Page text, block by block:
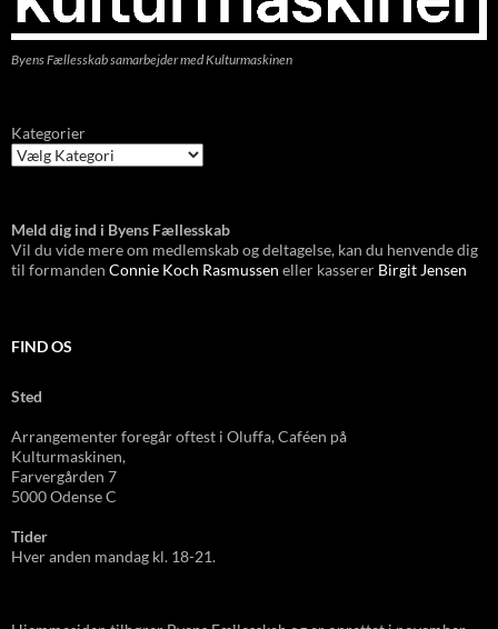
Byens Fællesskab samarbejder med Kulturmaskinen
Kategorier
Meld dig ind i Byens Fællesskab
Vil du vide mere om medlemskab og deltagelse, kan du henvende dig
til formanden Connie Koch Rasmussen eller kasserer Birgit Jensen
FIND OS
Sted
Arrangementer foregår oftest i Oluffa, Caféen på
Kulturmaskinen,
Farvergården 7
5000 Odense C
Tider
Hver anden mandag kl. 18-21.